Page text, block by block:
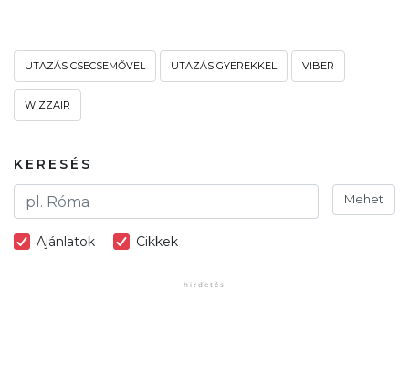
UTAZÁS CSECSEMŐVEL UTAZÁS GYEREKKEL VIBER
WIZZAIR
KERESÉS
Mehet
Ajánlatok Cikkek